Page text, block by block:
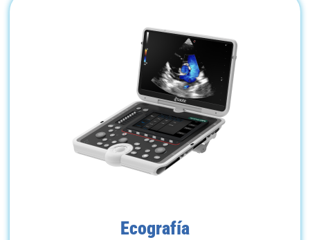
Ecografía